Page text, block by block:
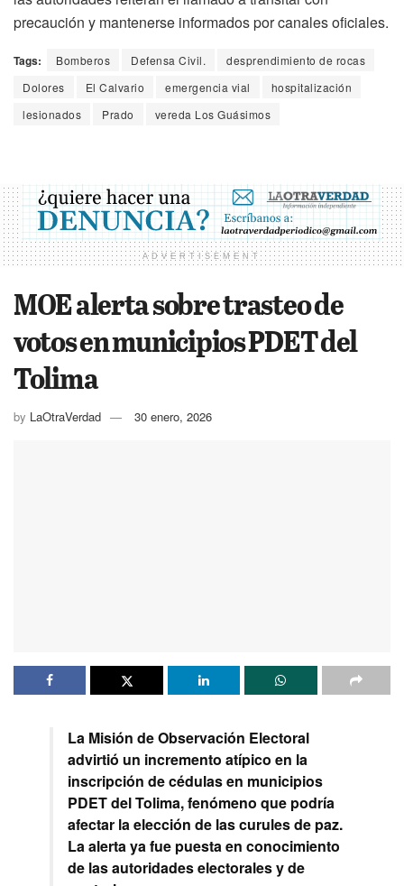
precaución y mantenerse informados por canales oficiales.
Tags: Bomberos Defensa Civil.
desprendimiento de rocas
Dolores
El Calvario emergencia vial
hospitalización
lesionados
Prado vereda Los Guásimos
ADVERTISEMENT
MOE alerta sobre trasteo de
votos en municipios PDET del
Tolima
by LaOtraVerdad 30 enero, 2026
La Misión de Observación Electoral
advirtió un incremento atípico en la
inscripción de cédulas en municipios
PDET del Tolima, fenómeno que podría
afectar la elección de las curules de paz.
La alerta ya fue puesta en conocimiento
de las autoridades electorales y de